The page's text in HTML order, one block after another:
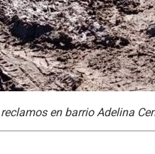
en barrio Adelina